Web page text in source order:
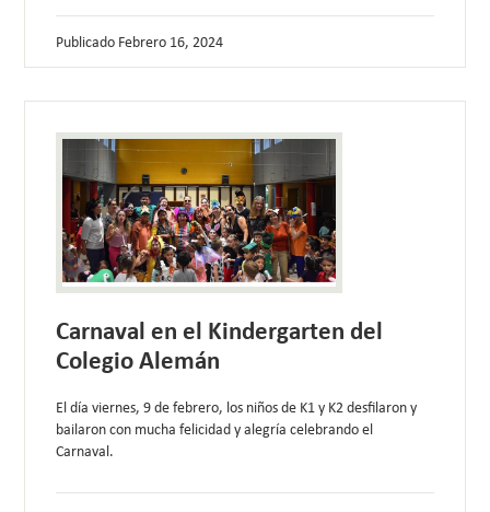
Publicado Febrero 16, 2024
Carnaval en el Kindergarten del
Colegio Alemán
El día viernes, 9 de febrero, los niños de K1 y K2 desfilaron y
bailaron con mucha felicidad y alegría celebrando el
Carnaval.